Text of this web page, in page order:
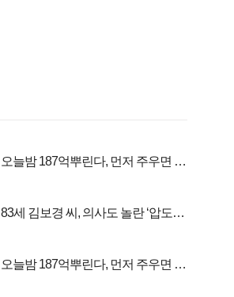
오늘밤 187억뿌린다, 먼저 주우면 최
83세 김보경 씨, 의사도 놀란 ‘압도적
오늘밤 187억뿌린다, 먼저 주우면 최